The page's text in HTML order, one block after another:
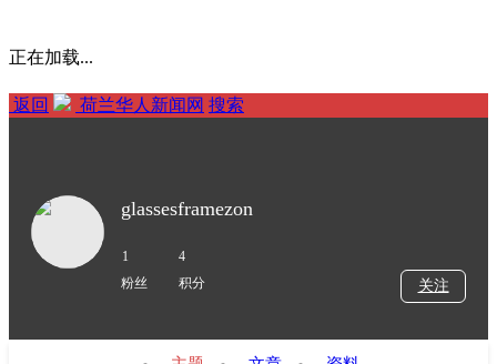
正在加载...
返回 荷兰华人新闻网 搜索
glassesframezon
1
粉丝
4
积分
关注